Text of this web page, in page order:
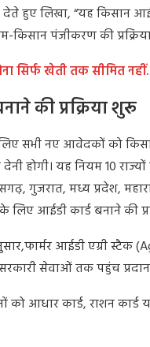
हुए लिखा, “यह किसान
किसान पंजीकरण की
सिर्फ खेती तक सीमित
की प्रक्रिया शुरू
सभी नए आवेदकों को
होगी। यह नियम 10
गुजरात, मध्य प्रदेश,
आईडी कार्ड बनाने की
आईडी एग्री स्टैक
सेवाओं तक पहुंच
आधार कार्ड, राशन कार्ड